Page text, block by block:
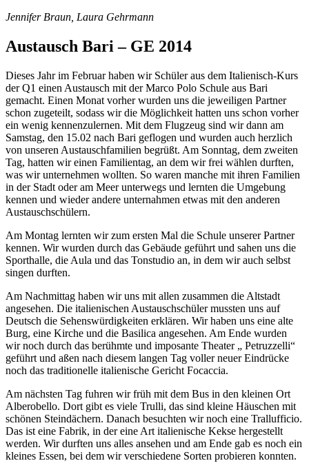
Jennifer Braun, Laura Gehrmann
Austausch Bari – GE 2014
Dieses Jahr im Februar haben wir Schüler aus dem Italienisch-Kurs
der Q1 einen Austausch mit der Marco Polo Schule aus Bari
gemacht. Einen Monat vorher wurden uns die jeweiligen Partner
schon zugeteilt, sodass wir die Möglichkeit hatten uns schon vorher
ein wenig kennenzulernen. Mit dem Flugzeug sind wir dann am
Samstag, den 15.02 nach Bari geflogen und wurden auch herzlich
von unseren Austauschfamilien begrüßt. Am Sonntag, dem zweiten
Tag, hatten wir einen Familientag, an dem wir frei wählen durften,
was wir unternehmen wollten. So waren manche mit ihren Familien
in der Stadt oder am Meer unterwegs und lernten die Umgebung
kennen und wieder andere unternahmen etwas mit den anderen
Austauschschülern.
Am Montag lernten wir zum ersten Mal die Schule unserer Partner
kennen. Wir wurden durch das Gebäude geführt und sahen uns die
Sporthalle, die Aula und das Tonstudio an, in dem wir auch selbst
singen durften.
Am Nachmittag haben wir uns mit allen zusammen die Altstadt
angesehen. Die italienischen Austauschschüler mussten uns auf
Deutsch die Sehenswürdigkeiten erklären. Wir haben uns eine alte
Burg, eine Kirche und die Basilica angesehen. Am Ende wurden
wir noch durch das berühmte und imposante Theater „ Petruzzelli“
geführt und aßen nach diesem langen Tag voller neuer Eindrücke
noch das traditionelle italienische Gericht Focaccia.
Am nächsten Tag fuhren wir früh mit dem Bus in den kleinen Ort
Alberobello. Dort gibt es viele Trulli, das sind kleine Häuschen mit
schönen Steindächern. Danach besuchten wir noch eine Trallufficio.
Das ist eine Fabrik, in der eine Art italienische Kekse hergestellt
werden. Wir durften uns alles ansehen und am Ende gab es noch ein
kleines Essen, bei dem wir verschiedene Sorten probieren konnten.